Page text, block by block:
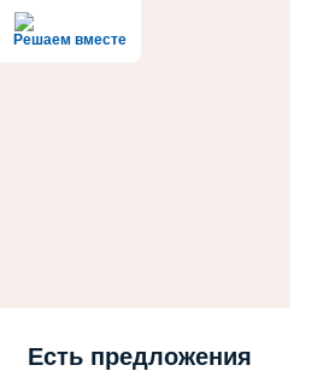
Решаем вместе
Есть предложения